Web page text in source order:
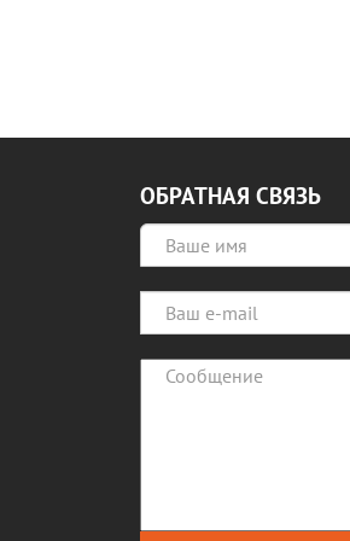
ОБРАТНАЯ СВЯЗЬ